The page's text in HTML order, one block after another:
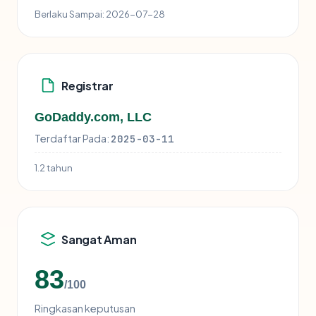
Berlaku Sampai: 2026-07-28
Registrar
GoDaddy.com, LLC
Terdaftar Pada: 2025-03-11
1.2 tahun
Sangat Aman
83/100
Ringkasan keputusan